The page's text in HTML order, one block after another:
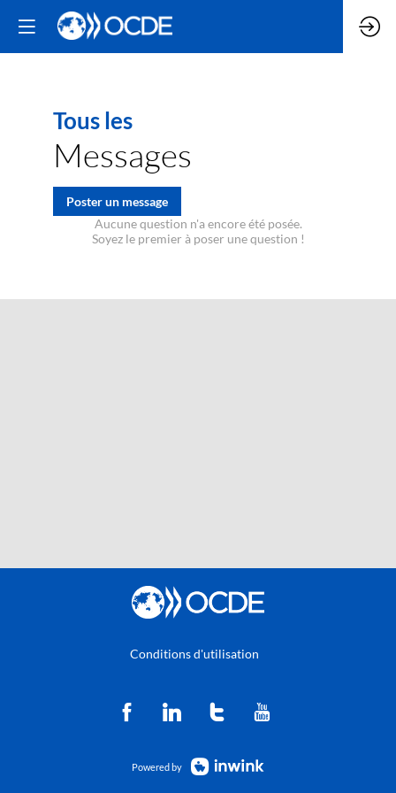
Tous les
Messages
Poster un message
Aucune question n'a encore été posée.
Soyez le premier à poser une question !
Conditions d'utilisation
Powered by